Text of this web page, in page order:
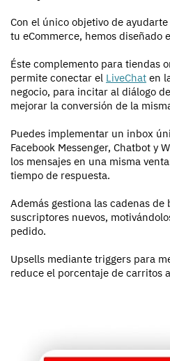
Con el único objetivo de
tu eCommerce, hemos diseñado
Éste complemento para tiendas
permite conectar el LiveChat en
negocio, para incitar al diálogo
mejorar la conversión de la
Puedes implementar un inbox
Facebook Messenger, Chatbot y
los mensajes en una misma
tiempo de respuesta.
Además gestiona las cadenas de
suscriptores nuevos,
pedido.
Upsells mediante triggers para
reduce el porcentaje de carritos